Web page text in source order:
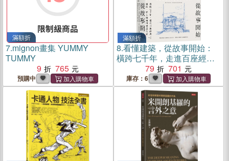
滿額折
7.mignon畫集 YUMMY
TUMMY
9
765
預購中
滿額折
8.看懂建築，從故事開始：
橫跨七千年，走進百座經典
建築，看人類如何建造世界
79 701
庫存：6